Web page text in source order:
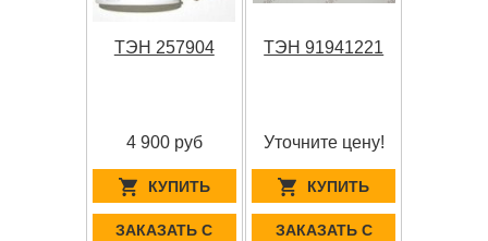
ТЭН 257904
4 900 руб
КУПИТЬ
ЗАКАЗАТЬ С
ТЭН 91941221
Уточните цену!
КУПИТЬ
ЗАКАЗАТЬ С